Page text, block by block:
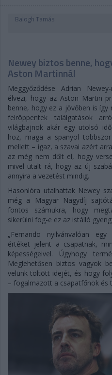
Balogh Tamás
Newey biztos benne,
Aston Martinnál
Meggyőződése Adrian
élvezi, hogy az Aston Martin
benne, hogy ez a jövőben is
felröppentek találgatások
világbajnok akár egy utolsó
hoz, maga a spanyol
mellett – igaz, a szavai azért
az még nem dőlt el, hogy
mivel utalt rá, hogy az új
annyira a vezetést mindig.
Hasonlóra utalhattak Newey
még a Magyar Nagydíj
fontos számukra, hogy
sikerülni fog-e ez az istálló
„Fernando nyilvánvalóan
értéket jelent a csapatnak,
képességeivel. Úgyhogy
Meglehetősen biztos vagyok
velünk töltött idejét, és hogy
– fogalmazott a csapatfőnök és